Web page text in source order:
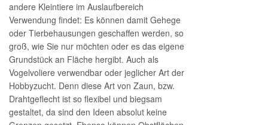
andere Kleintiere im Auslaufbereich
Verwendung findet: Es können damit Gehege
oder Tierbehausungen geschaffen werden, so
groß, wie Sie nur möchten oder es das eigene
Grundstück an Fläche hergibt. Auch als
Vogelvoliere verwendbar oder jeglicher Art der
Hobbyzucht. Denn diese Art von Zaun, bzw.
Drahtgeflecht ist so flexibel und biegsam
gestaltet, da sind den Ideen absolut keine